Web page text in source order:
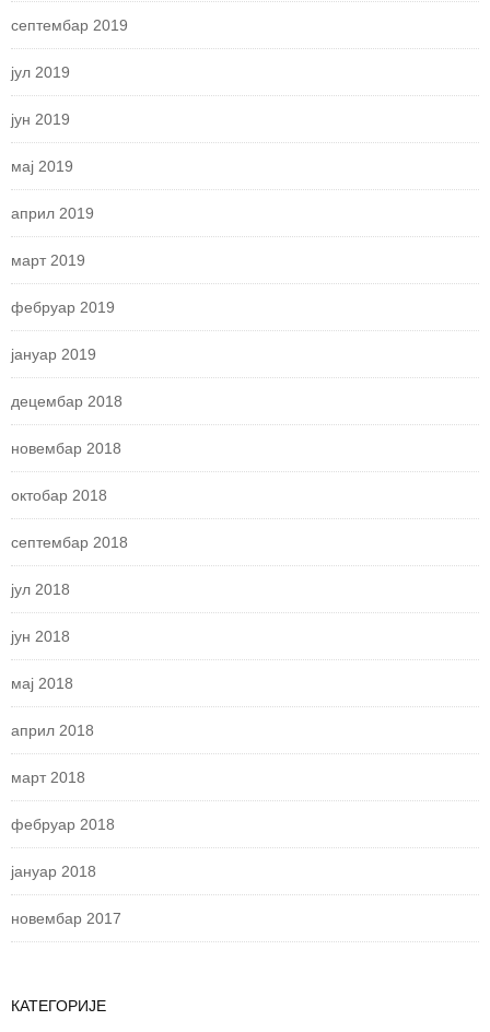
септембар 2019
јул 2019
јун 2019
мај 2019
април 2019
март 2019
фебруар 2019
јануар 2019
децембар 2018
новембар 2018
октобар 2018
септембар 2018
јул 2018
јун 2018
мај 2018
април 2018
март 2018
фебруар 2018
јануар 2018
новембар 2017
КАТЕГОРИЈЕ